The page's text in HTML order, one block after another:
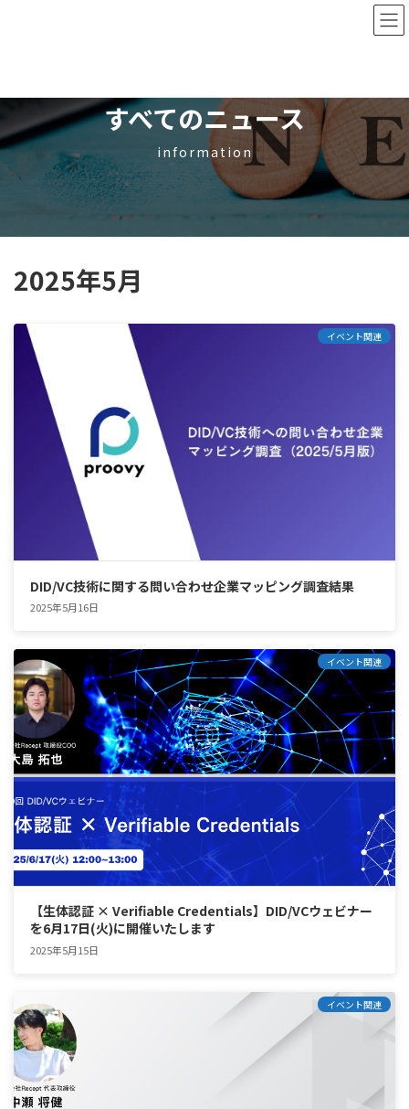
へ
ス
キ
ッ
プ
ョ
ン
に
移
動
すべてのニュース
information
2025年5月
イベント関連
DID/VC技術に関する問い合わせ企業マッピング調査結果
2025年5月16日
イベント関連
【生体認証 × Verifiable Credentials】DID/VCウェビナー
を6月17日(火)に開催いたします
2025年5月15日
イベント関連